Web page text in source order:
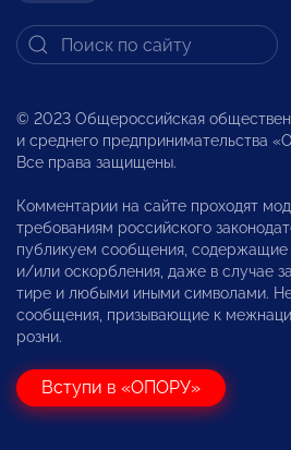
© 2023 Общероссийская
и среднего предпринимательства
Все права защищены.
Комментарии на сайте проходят
требованиям российского
публикуем сообщения, содержащие
и/или оскорбления, даже в случае
тире и любыми иными символами.
сообщения, призывающие к
розни.
Вступи в «ОПОРУ»